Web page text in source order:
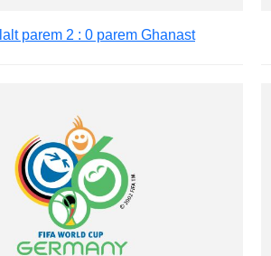
parem 2 : 0 parem Ghanast